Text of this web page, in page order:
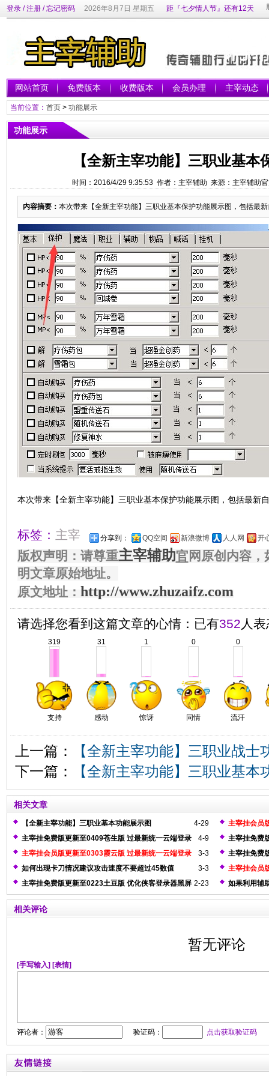
登录/注册/忘记密码 2026年8月7日 星期五 距『七夕情人节』还有12天
网站首页 免费版本 收费版本 会员办理 主宰动态
当前位置： 首页> 功能展示
功能展示
【全新主宰功能】三职业基本
时间：2016/4/29 9:35:53 作者：主宰辅助 来源：主宰辅助
内容摘要： 本次带来【全新主宰功能】三职业基本保护功能展示图，包括最
本次带来【全新主宰功能】三职业基本保护功能展示图，包括最新
标签： 主宰 分享到： QQ空间 新浪微博 人人网 开
版权声明：请尊重主宰辅助官 网原创内容
明文章原始地址。
原文地址： http://www.zhuzaifz.com
请选择您看到这篇文章的心情：已有352 人
319
支持
31
感动
1
惊讶
0
同情
0
流汗
上一篇：
【全新主宰功能】三职业战士
下一篇：
【全新主宰功能】三职业基本
相关文章
4-29
【全新主宰功能】三职业基本功能展示图
主宰挂会员
4-9
主宰挂免费版更新至0409苍生版 过最新统一云端登录
器
主宰挂免费
测
3-3
主宰挂会员版更新至0303霞云版 过最新统一云端登录
器检测
主宰挂免费
题
3-3
如何出现卡刀情况建议攻击速度不要超过45数值
主宰挂会员
2-23
主宰挂免费版更新至0223土豆版 优化侠客登录器黑屏
问题
如果利用辅
示框
相关评论
暂无评论
[手写输入] [表情]
评论者： 验证码： 点击获取验证码